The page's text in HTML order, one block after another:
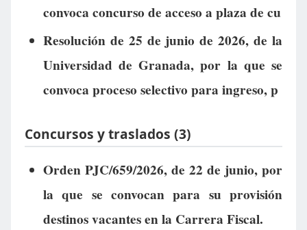
convoca concurso de acceso a plaza de cu
Resolución de 25 de junio de 2026, de la
Universidad de Granada, por la que se
convoca proceso selectivo para ingreso, p
Concursos y traslados (3)
Orden PJC/659/2026, de 22 de junio, por
la que se convocan para su provisión
destinos vacantes en la Carrera Fiscal.